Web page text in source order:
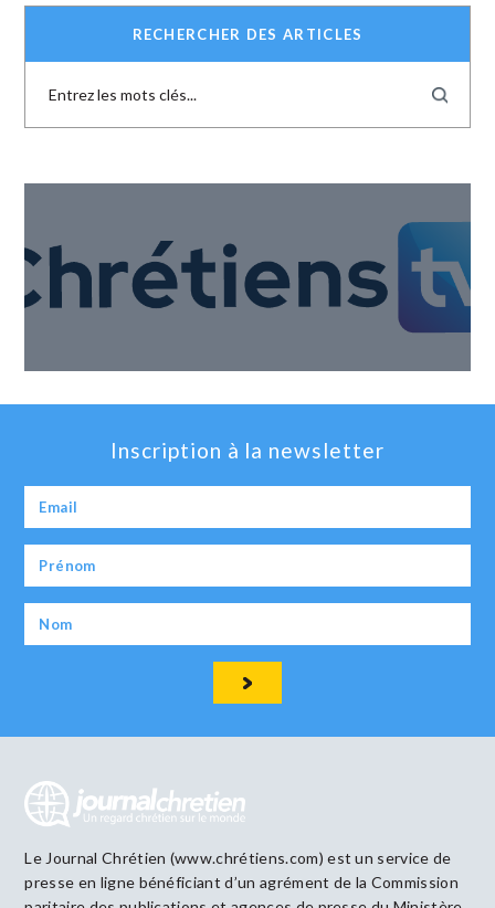
RECHERCHER DES ARTICLES
Inscription à la newsletter
Le Journal Chrétien (www.chrétiens.com) est un service de
presse en ligne bénéficiant d’un agrément de la Commission